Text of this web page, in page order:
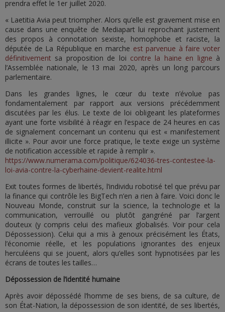
prendra effet le 1er juillet 2020.
« Laetitia Avia peut triompher. Alors qu’elle est gravement mise en
cause dans une enquête de Mediapart lui reprochant justement
des propos à connotation sexiste, homophobe et raciste, la
députée de La République en marche est parvenue à faire voter
définitivement sa proposition de loi contre la haine en ligne à
l’Assemblée nationale, le 13 mai 2020, après un long parcours
parlementaire.
Dans les grandes lignes, le cœur du texte n’évolue pas
fondamentalement par rapport aux versions précédemment
discutées par les élus. Le texte de loi obligeant les plateformes
ayant une forte visibilité à réagir en l’espace de 24 heures en cas
de signalement concernant un contenu qui est « manifestement
illicite ». Pour avoir une force pratique, le texte exige un système
de notification accessible et rapide à remplir ».
https://www.numerama.com/politique/624036-tres-contestee-la-
loi-avia-contre-la-cyberhaine-devient-realite.html
Exit toutes formes de libertés, l’individu robotisé tel que prévu par
la finance qui contrôle les BigTech n’en a rien à faire. Voici donc le
Nouveau Monde, construit sur la science, la technologie et la
communication, verrouillé ou plutôt gangréné par l’argent
douteux (y compris celui des mafieux globalisés. Voir pour cela
Dépossession). Celui qui a mis à genoux précisément les États,
l’économie réelle, et les populations ignorantes des enjeux
herculéens qui se jouent, alors qu’elles sont hypnotisées par les
écrans de toutes les tailles…
Dépossession de l’identité humaine
Après avoir dépossédé l’homme de ses biens, de sa culture, de
son État-Nation, la dépossession de son identité, de ses libertés,